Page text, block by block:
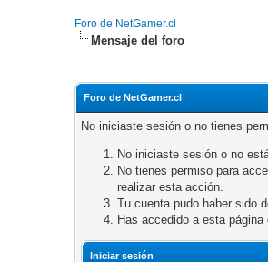
Foro de NetGamer.cl
Mensaje del foro
Foro de NetGamer.cl
No iniciaste sesión o no tienes
No iniciaste sesión o no
No tienes permiso para
realizar esta acción.
Tu cuenta pudo haber sido
Has accedido a esta
Iniciar sesión